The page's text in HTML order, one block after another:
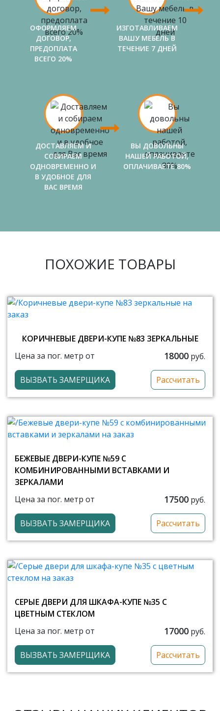
ОФОРМЛЯЕМ
ДОГОВОР,
ПРЕДОПЛАТА
ВСЕГО 20%
ИЗГОТАВЛИВАЕМ
ВАШУ МЕБЕЛЬ В
ТЕЧЕНИЕ 7 ДНЕЙ
ДОСТАВЛЯЕМ И
СОБИРАЕМ
ОДНОВРЕМЕННО И
В УДОБНОЕ ДЛЯ
ВАС ВРЕМЯ
ВЫ ДОВОЛЬНЫ
НАШЕЙ РАБОТОЙ,
ОПЛАЧИВАЕТЕ 80%
ПОХОЖИЕ ТОВАРЫ
КОРИЧНЕВЫЕ ДВЕРИ-КУПЕ №83 ЗЕРКАЛЬНЫЕ
Цена за пог. метр от
18000 руб.
ВЫЗВАТЬ ЗАМЕРЩИКА Рассчитать
БЕЖЕВЫЕ ДВЕРИ-КУПЕ №59 С
КОМБИНИРОВАННЫМИ ВСТАВКАМИ И
ЗЕРКАЛАМИ
Цена за пог. метр от
17500 руб.
ВЫЗВАТЬ ЗАМЕРЩИКА Рассчитать
СЕРЫЕ ДВЕРИ ДЛЯ ШКАФА-КУПЕ №35 С
ЦВЕТНЫМ СТЕКЛОМ
Цена за пог. метр от
17000 руб.
ВЫЗВАТЬ ЗАМЕРЩИКА Рассчитать